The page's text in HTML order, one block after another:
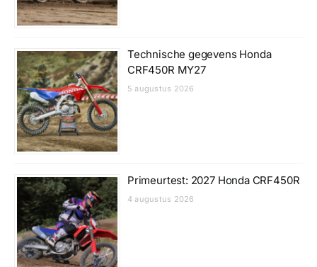
Technische gegevens Honda
CRF450R MY27
5 augustus 2026
Primeurtest: 2027 Honda CRF450R
4 augustus 2026